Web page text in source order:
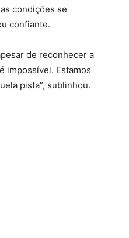
condições se
confiante.
de reconhecer a
impossível. Estamos
pista”, sublinhou.